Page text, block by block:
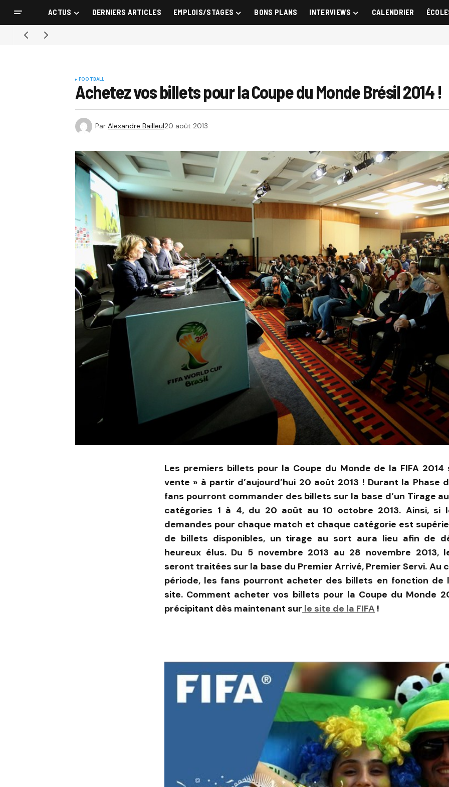
ACTUS DERNIERS ARTICLES EMPLOIS/STAGES BONS PLANS INTERVIEWS CALENDRIER
FOOTBALL
Achetez vos billets pour la Coupe du Monde Brésil 2014 !
Par Alexandre Bailleul20 août 2013
Les premiers billets pour la Coupe du Monde de la FIFA 2014
vente » à partir d’aujourd’hui 20 août 2013 ! Durant la Phase
fans pourront commander des billets sur la base d’un Tirage
catégories 1 à 4, du 20 août au 10 octobre 2013. Ainsi, si
demandes pour chaque match et chaque catégorie est
de billets disponibles, un tirage au sort aura lieu afin de
heureux élus. Du 5 novembre 2013 au 28 novembre 2013,
seront traitées sur la base du Premier Arrivé, Premier Servi. Au
période, les fans pourront acheter des billets en fonction de
site. Comment acheter vos billets pour la Coupe du Monde
précipitant dès maintenant sur le site de la FIFA !